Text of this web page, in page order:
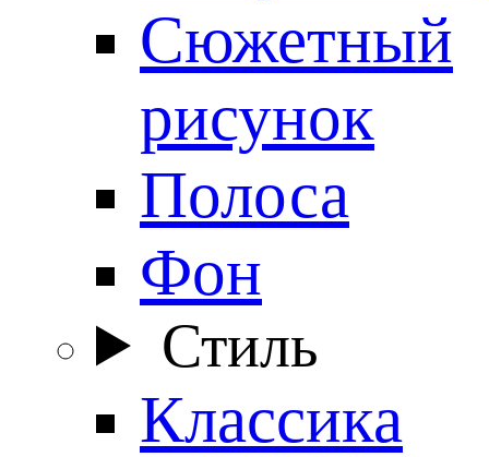
Сюжетный
рисунок
Полоса
Фон
Стиль
Классика